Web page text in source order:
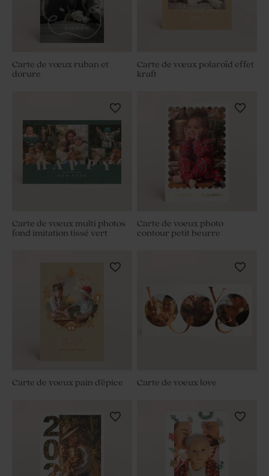
Carte de vœux ruban et
dorure
Carte de vœux polaroïd effet
kraft
Carte de voeux multi photos
fond imitation tissé vert
Carte de voeux photo
contour petit beurre
Carte de voeux pain d'épice Carte de voeux love